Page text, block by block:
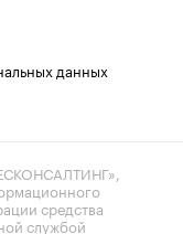
данных
средства
службой